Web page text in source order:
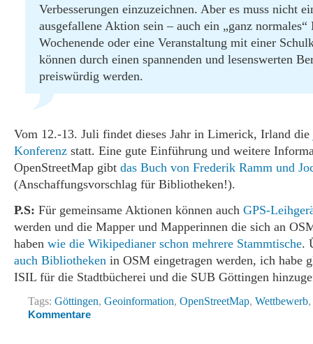
Verbesserungen einzuzeichnen. Aber es muss nicht
ausgefallene Aktion sein – auch ein „ganz
Wochenende oder eine Veranstaltung mit einer
können durch einen spannenden und lesenswerten
preiswürdig werden.
Vom 12.-13. Juli findet dieses Jahr in Limerick, Irland die
Konferenz statt. Eine gute Einführung und weitere
OpenStreetMap gibt das Buch von Frederik Ramm und
(Anschaffungsvorschlag für Bibliotheken!).
P.S: Für gemeinsame Aktionen können auch GPS-
werden und die Mapper und Mapperinnen die sich an
haben wie die Wikipedianer schon mehrere Stammtische.
auch Bibliotheken in OSM eingetragen werden, ich habe
ISIL für die Stadtbücherei und die SUB Göttingen
Tags: Göttingen, Geoinformation, OpenStreetMap, Wettbewerb,
Kommentare